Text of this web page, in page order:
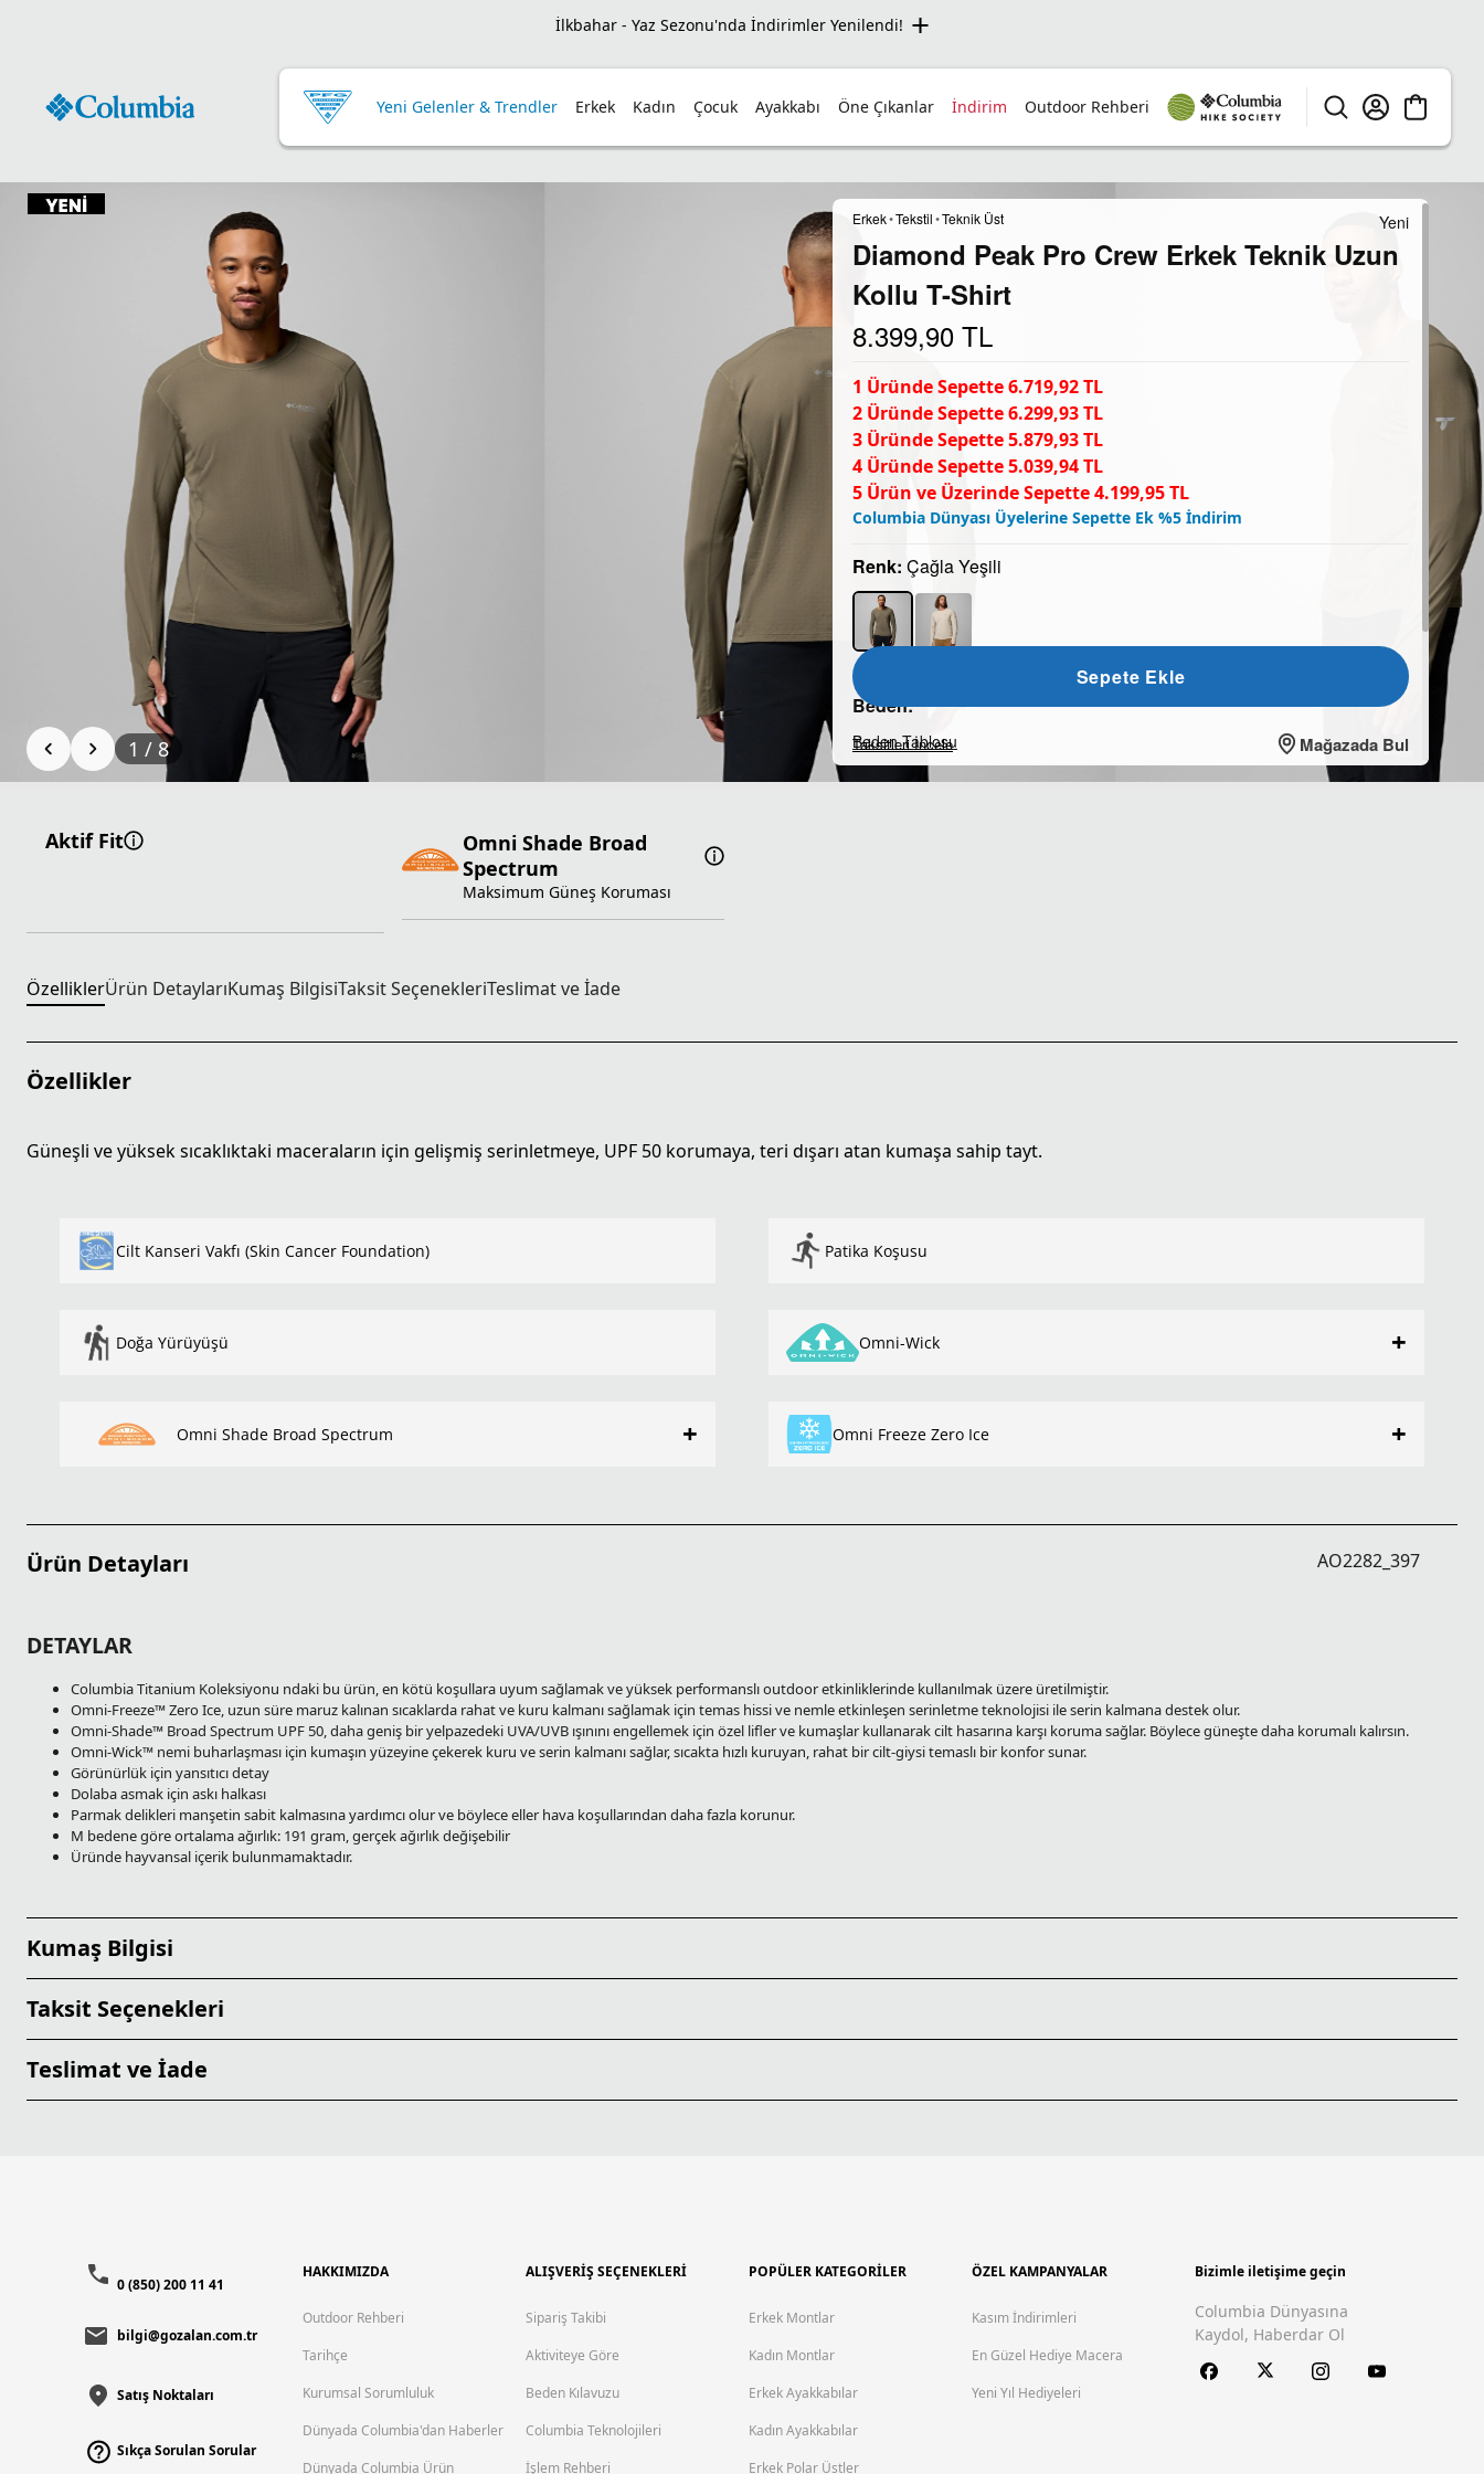
İlkbahar - Yaz Sezonu'nda İndirimler Yenilendi!
Yeni Gelenler & Trendler Erkek Kadın Çocuk Ayakkabı Öne Çıkanlar İndirim Outdoor Rehberi
1 / 8
Erkek•Tekstil•Teknik Üst Yeni
Diamond Peak Pro Crew Erkek Teknik Uzun
Kollu T-Shirt
8.399,90 TL
1 Üründe Sepette 6.719,92 TL
2 Üründe Sepette 6.299,93 TL
3 Üründe Sepette 5.879,93 TL
4 Üründe Sepette 5.039,94 TL
5 Ürün ve Üzerinde Sepette 4.199,95 TL
Columbia Dünyası Üyelerine Sepette Ek %5 İndirim
Renk: Çağla Yeşili
Beden:
Beden Tablosu
Sepete Ekle
Taksitleri İncele Mağazada Bul
Aktif Fit
Omni Shade Broad
Spectrum
Maksimum Güneş Koruması
ÖzelliklerÜrün DetaylarıKumaş BilgisiTaksit SeçenekleriTeslimat ve İade
Özellikler
Güneşli ve yüksek sıcaklıktaki maceraların için gelişmiş serinletmeye, UPF 50 korumaya, teri dışarı atan kumaşa sahip tayt.
Cilt Kanseri Vakfı (Skin Cancer Foundation) Patika Koşusu
Doğa Yürüyüşü Omni-Wick +
Omni Shade Broad Spectrum + Omni Freeze Zero Ice +
Ürün Detayları AO2282_397
DETAYLAR
Columbia Titanium Koleksiyonu ndaki bu ürün, en kötü koşullara uyum sağlamak ve yüksek performanslı outdoor etkinliklerinde kullanılmak üzere üretilmiştir.
Omni-Freeze™ Zero Ice, uzun süre maruz kalınan sıcaklarda rahat ve kuru kalmanı sağlamak için temas hissi ve nemle etkinleşen serinletme teknolojisi ile serin kalmana destek olur.
Omni-Shade™ Broad Spectrum UPF 50, daha geniş bir yelpazedeki UVA/UVB ışınını engellemek için özel lifler ve kumaşlar kullanarak cilt hasarına karşı koruma sağlar. Böylece güneşte daha korumalı kalırsın.
Omni-Wick™ nemi buharlaşması için kumaşın yüzeyine çekerek kuru ve serin kalmanı sağlar, sıcakta hızlı kuruyan, rahat bir cilt-giysi temaslı bir konfor sunar.
Görünürlük için yansıtıcı detay
Dolaba asmak için askı halkası
Parmak delikleri manşetin sabit kalmasına yardımcı olur ve böylece eller hava koşullarından daha fazla korunur.
M bedene göre ortalama ağırlık: 191 gram, gerçek ağırlık değişebilir
Üründe hayvansal içerik bulunmamaktadır.
Kumaş Bilgisi
Taksit Seçenekleri
Teslimat ve İade
0 (850) 200 11 41
bilgi@gozalan.com.tr
Satış Noktaları
Sıkça Sorulan Sorular
HAKKIMIZDA
Outdoor Rehberi
Tarihçe
Kurumsal Sorumluluk
Dünyada Columbia'dan Haberler
Dünyada Columbia Ürün
ALIŞVERİŞ SEÇENEKLERİ
Sipariş Takibi
Aktiviteye Göre
Beden Kılavuzu
Columbia Teknolojileri
İşlem Rehberi
POPÜLER KATEGORİLER
Erkek Montlar
Kadın Montlar
Erkek Ayakkabılar
Kadın Ayakkabılar
Erkek Polar Üstler
ÖZEL KAMPANYALAR
Kasım İndirimleri
En Güzel Hediye Macera
Yeni Yıl Hediyeleri
Bizimle iletişime geçin
Columbia Dünyasına
Kaydol, Haberdar Ol